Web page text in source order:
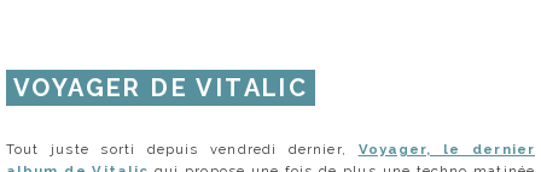
VOYAGER DE VITALIC
Tout juste sorti depuis vendredi dernier, Voyager, le dernier